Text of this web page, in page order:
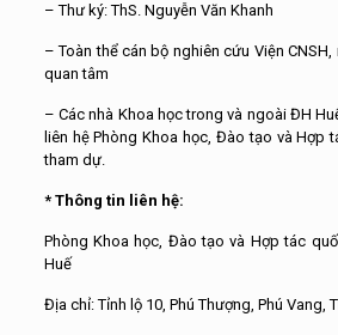
– Thư ký: ThS. Nguyễn Văn Khanh
– Toàn thể cán bộ nghiên cứu Viện
quan tâm
– Các nhà Khoa học trong và ngoài ĐH
liên hệ Phòng Khoa học, Đào tạo và Hợp
tham dự.
* Thông tin liên hệ:
Phòng Khoa học, Đào tạo và Hợp tác
Huế
Địa chỉ: Tỉnh lộ 10, Phú Thượng, Phú Vang,